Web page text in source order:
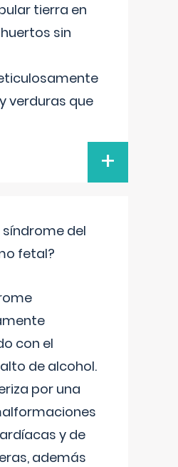
tierra en
sin
verduras que
+
síndrome del
fetal?
con el
de alcohol.
por una
y de
además